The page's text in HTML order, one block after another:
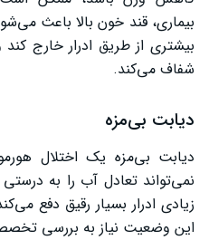
بیماری، قند خون بالا باعث
بیشتری از طریق ادرار خارج
شفاف می‌کند.
دیابت بی‌مزه
دیابت بی‌مزه یک اختلال
نمی‌تواند تعادل آب را به
زیادی ادرار بسیار رقیق دفع
این وضعیت نیاز به بررسی